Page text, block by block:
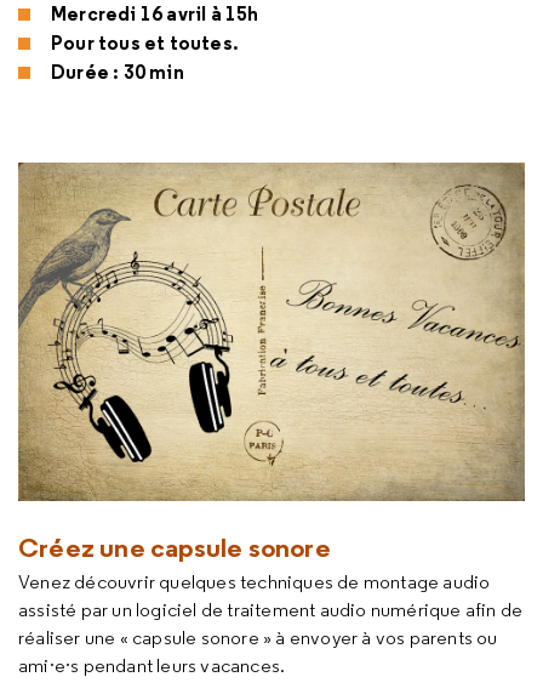
Mercredi 16 avril à 15h
Pour tous et toutes.
Durée : 30 min
Créez une capsule sonore
Venez découvrir quelques techniques de montage audio
assisté par un logiciel de traitement audio numérique afin de
réaliser une « capsule sonore » à envoyer à vos parents ou
ami·e·s pendant leurs vacances.